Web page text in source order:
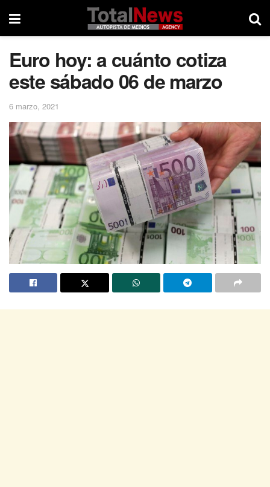
Euro hoy: a cuánto cotiza
este sábado 06 de marzo
6 marzo, 2021